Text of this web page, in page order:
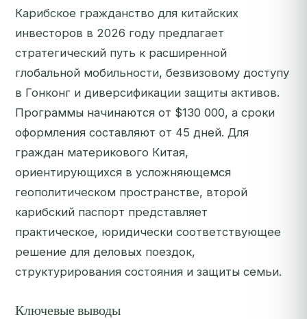
Карибское гражданство для китайских
инвесторов в 2026 году предлагает
стратегический путь к расширенной
глобальной мобильности, безвизовому доступу
в Гонконг и диверсификации защиты активов.
Программы начинаются от $130 000, а сроки
оформления составляют от 45 дней. Для
граждан материкового Китая,
ориентирующихся в усложняющемся
геополитическом пространстве, второй
карибский паспорт представляет
практическое, юридически соответствующее
решение для деловых поездок,
структурирования состояния и защиты семьи.
Ключевые выводы